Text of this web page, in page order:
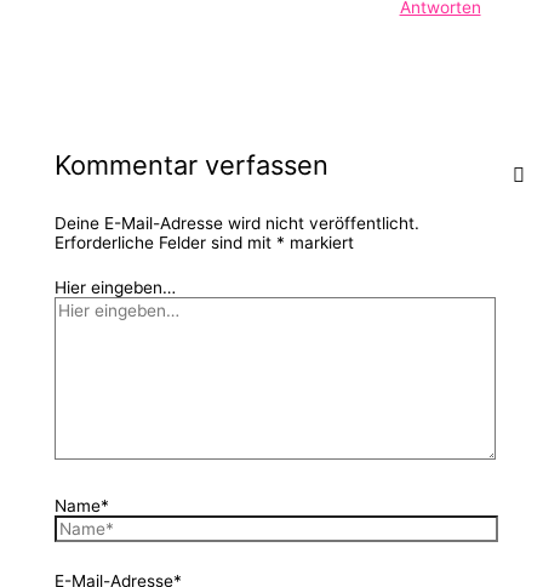
Antworten
Kommentar verfassen
Deine E-Mail-Adresse wird nicht veröffentlicht.
Erforderliche Felder sind mit * markiert
Hier eingeben…
Name*
E-Mail-Adresse*